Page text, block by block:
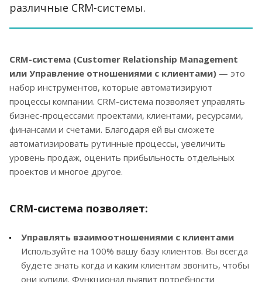
различные CRM-системы.
CRM-система (Customer Relationship Management
или Управление отношениями с клиентами) — это
набор инструментов, которые автоматизируют
процессы компании. CRM-система позволяет управлять
бизнес-процессами: проектами, клиентами, ресурсами,
финансами и счетами. Благодаря ей вы сможете
автоматизировать рутинные процессы, увеличить
уровень продаж, оценить прибыльность отдельных
проектов и многое другое.
CRM-система позволяет:
Управлять взаимоотношениями с клиентами
Используйте на 100% вашу базу клиентов. Вы всегда
будете знать когда и каким клиентам звонить, чтобы
они купили. Функционал выявит потребности